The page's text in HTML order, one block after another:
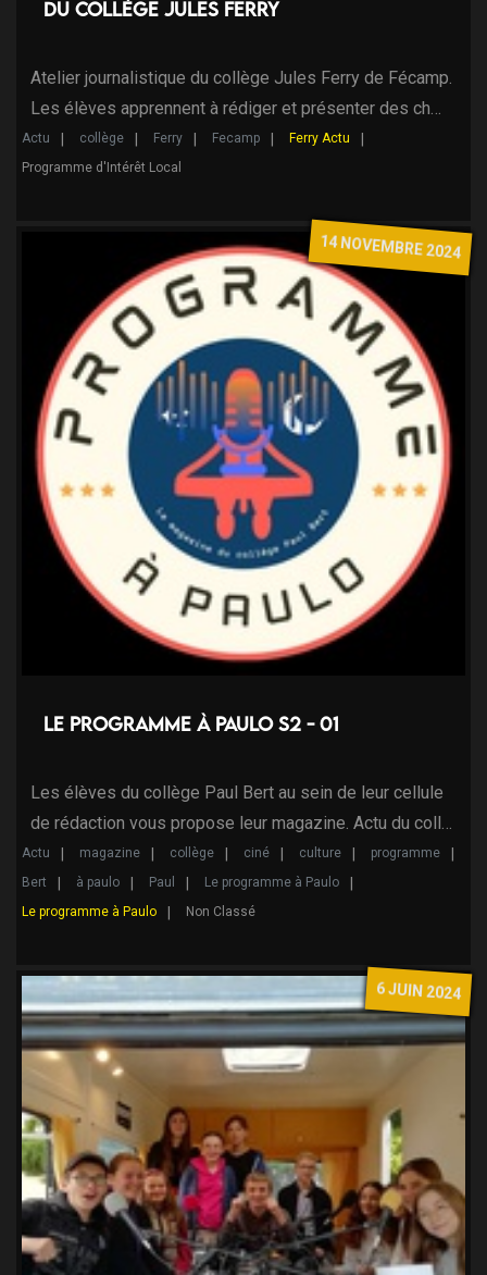
du collège Jules Ferry
Atelier journalistique du collège Jules Ferry de Fécamp.
Les élèves apprennent à rédiger et présenter des ch…
Actu collège Ferry Fecamp
Ferry Actu
Programme d'Intérêt Local
14 NOVEMBRE 2024
Le programme à Paulo s2 - 01
Les élèves du collège Paul Bert au sein de leur cellule
de rédaction vous propose leur magazine. Actu du coll…
Actu magazine collège ciné culture
programme
Bert
à paulo Paul
Le programme à Paulo
Le programme à Paulo
Non Classé
6 JUIN 2024